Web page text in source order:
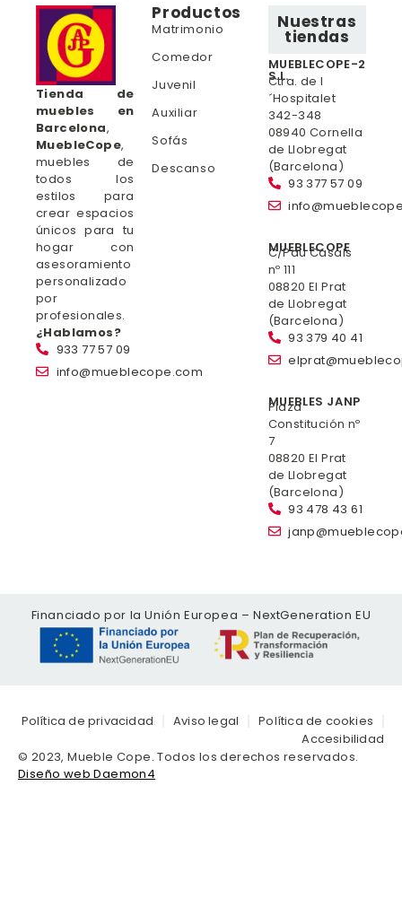
Tienda de
muebles en
Barcelona,
MuebleCope,
muebles de
todos los
estilos para
crear espacios
únicos para tu
hogar con
asesoramiento
personalizado
por
profesionales.
¿Hablamos?
933 77 57 09
info@mueblecope.com
Productos
Matrimonio
Comedor
Juvenil
Auxiliar
Sofás
Descanso
Nuestras
tiendas
MUEBLECOPE-2
S.L.
Ctra. de l
´Hospitalet
342-348
08940 Cornella
de Llobregat
(Barcelona)
93 377 57 09
MUEBLECOPE
C/Pau Casals
nº 111
08820 El Prat
de Llobregat
(Barcelona)
93 379 40 41
MUEBLES JANP
Plaza
Constitución nº
7
08820 El Prat
de Llobregat
(Barcelona)
93 478 43 61
Financiado por la Unión Europea – NextGeneration EU
© 2023, Mueble Cope. Todos los derechos reservados.
Diseño web Daemon4
Política de privacidad Aviso legal
Política de cookies
Accesibilidad